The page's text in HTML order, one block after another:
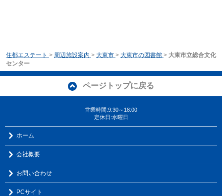
住都エステート > 周辺施設案内 > 大東市 > 大東市の図書館 > 大東市立総合文化
センター
ページトップに戻る
営業時間:9:30～18:00
定休日:水曜日
ホーム
会社概要
お問い合わせ
PCサイト